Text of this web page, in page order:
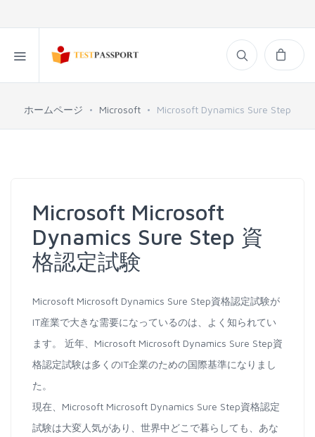
ホームページ Microsoft Microsoft Dynamics Sure Step
Microsoft Microsoft
Dynamics Sure Step 資
格認定試験
Microsoft Microsoft Dynamics Sure Step資格認定試験が
IT産業で大きな需要になっているのは、よく知られてい
ます。 近年、Microsoft Microsoft Dynamics Sure Step資
格認定試験は多くのIT企業のための国際基準になりまし
た。
現在、Microsoft Microsoft Dynamics Sure Step資格認定
試験は大変人気があり、世界中どこで暮らしても、あな